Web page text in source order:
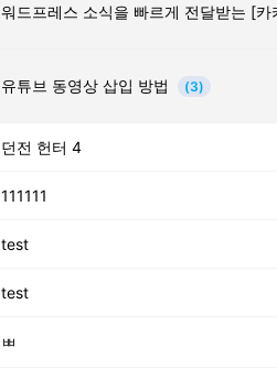
워드프레스 소식을 빠르게 전달받는 [
유튜브 동영상 삽입 방법 (3)
던전 헌터 4
111111
test
test
ㅃ